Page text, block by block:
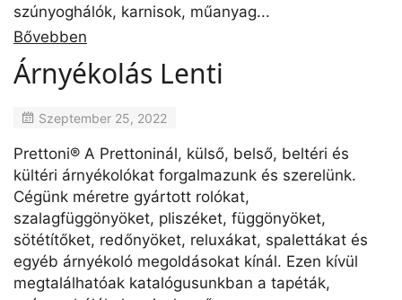
szúnyoghálók, karnisok, műanyag...
Bővebben
Árnyékolás Lenti
Szeptember 25, 2022
Prettoni® A Prettoninál, külső, belső, beltéri és
kültéri árnyékolókat forgalmazunk és szerelünk.
Cégünk méretre gyártott rolókat,
szalagfüggönyöket, pliszéket, függönyöket,
sötétítőket, redőnyöket, reluxákat, spalettákat és
egyéb árnyékoló megoldásokat kínál. Ezen kívül
megtalálhatóak katalógusunkban a tapéták,